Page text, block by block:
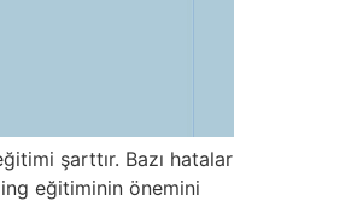
şarttır. Bazı hatalar
eğitiminin önemini